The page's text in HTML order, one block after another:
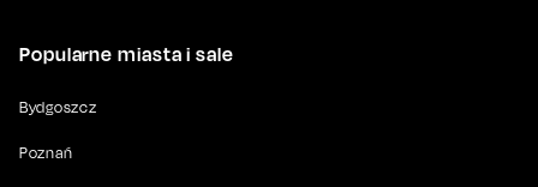
Popularne miasta i sale
Bydgoszcz
Poznań